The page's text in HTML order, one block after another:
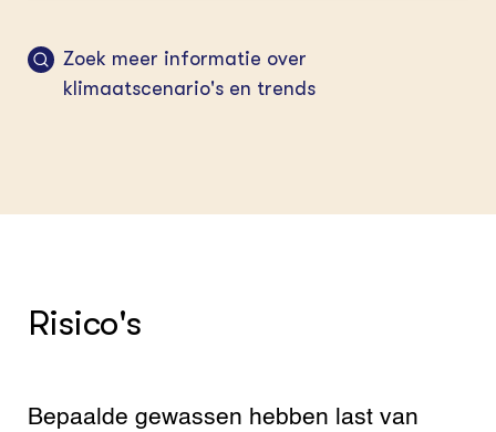
Zoek meer informatie over
klimaatscenario's en trends
Risico's
Bepaalde gewassen hebben last van